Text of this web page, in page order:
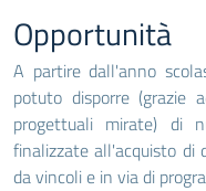
Opportunità
A partire dall'anno
potuto disporre (grazie
progettuali mirate) di
finalizzate all'acquisto di
da vincoli e in via di